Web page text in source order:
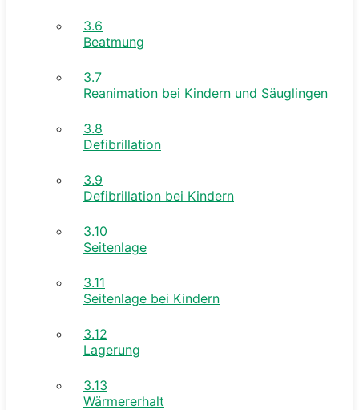
3.6
Beatmung
3.7
Reanimation bei Kindern und Säuglingen
3.8
Defibrillation
3.9
Defibrillation bei Kindern
3.10
Seitenlage
3.11
Seitenlage bei Kindern
3.12
Lagerung
3.13
Wärmererhalt